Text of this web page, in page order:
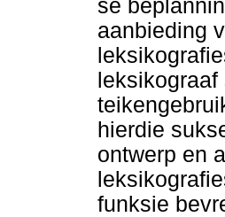
se
aanbieding
leksikograaf
hierdie
ontwerp en
funksie